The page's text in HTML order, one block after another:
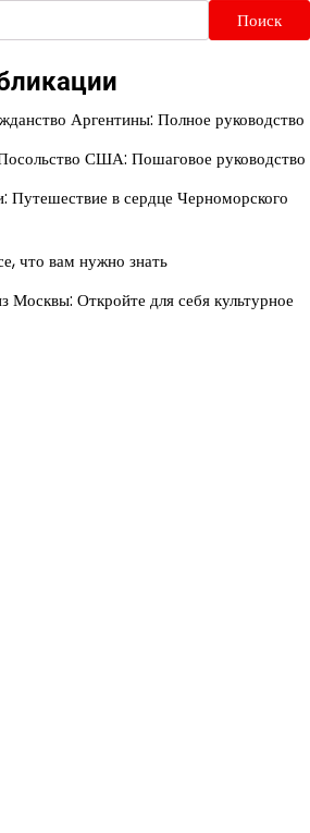
Поиск
Аргентины: Полное руководство
США: Пошаговое руководство
Путешествие в сердце Черноморского
что вам нужно знать
Откройте для себя культурное